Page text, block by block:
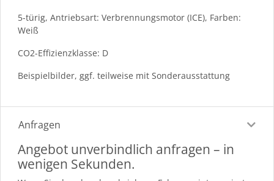
5-türig, Antriebsart: Verbrennungsmotor (ICE), Farben:
Weiß
CO2-Effizienzklasse: D
Beispielbilder, ggf. teilweise mit Sonderausstattung
Anfragen
Angebot unverbindlich anfragen – in
wenigen Sekunden.